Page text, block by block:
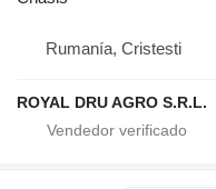
Rumanía, Cristesti
ROYAL DRU AGRO S.R.L.